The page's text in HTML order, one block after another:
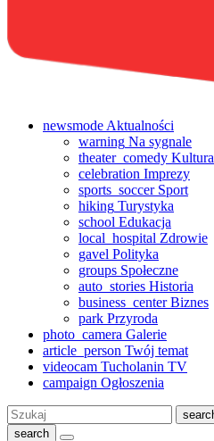
newsmode Aktualności
warning Na sygnale
theater_comedy Kultura
celebration Imprezy
sports_soccerSport
hiking Turystyka
school Edukacja
local_hospital Zdrowie
gavel Polityka
groups Społeczne
auto_stories Historia
business_centerBiznes
park Przyroda
photo_camera Galerie
article_person Twój temat
videocam Tucholanin TV
campaign Ogłoszenia
Szukaj:
search